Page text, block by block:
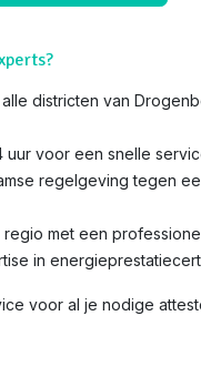
districten van
uur voor een snelle
regelgeving tegen
regio met een
in
voor al je nodige